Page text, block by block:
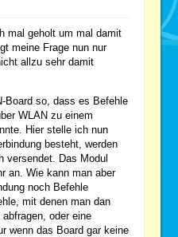
mal geholt um mal damit
meine Frage nun nur
allzu sehr damit
Board so, dass es Befehle
WLAN zu einem
Hier stelle ich nun
besteht, werden
versendet. Das Modul
an. Wie kann man aber
noch Befehle
mit denen man dan
oder eine
wenn das Board gar keine